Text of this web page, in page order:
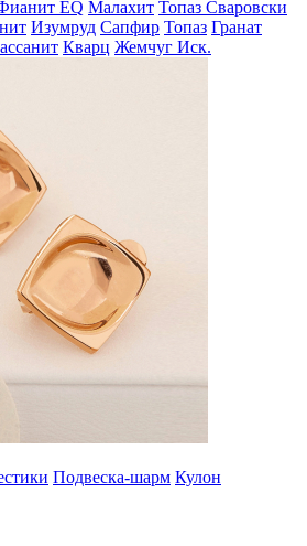
EQ Малахит Топаз Сваровски
Изумруд Сапфир Топаз Гранат
Кварц Жемчуг Иск.
Подвеска-шарм Кулон